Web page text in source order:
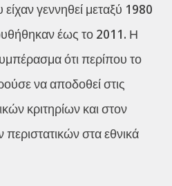
γεννηθεί μεταξύ 1980
έως το 2011. Η
ότι περίπου το
να αποδοθεί στις
κριτηρίων και στον
στα εθνικά